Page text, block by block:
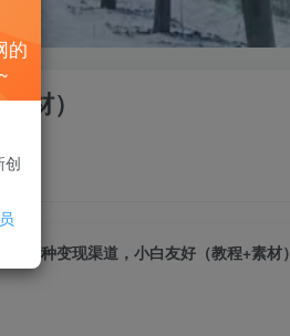
材）
多种变现渠道，小白友好（教程+素材）
的
创